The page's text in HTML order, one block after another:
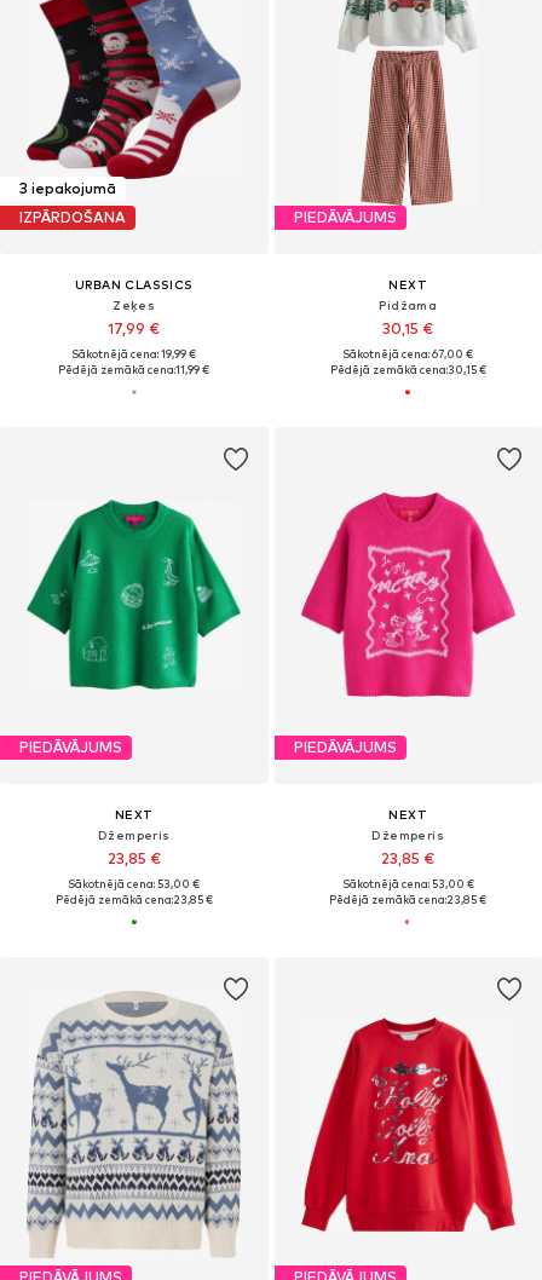
3 iepakojumā
IZPĀRDOŠANA
URBAN CLASSICS
Zeķes
17,99 €
Sākotnējā cena: 19,99 €
Pēdējā zemākā cena:11,99 €
PIEDĀVĀJUMS
NEXT
Pidžama
30,15 €
Sākotnējā cena: 67,00 €
Pēdējā zemākā cena:30,15 €
PIEDĀVĀJUMS
NEXT
Džemperis
23,85 €
Sākotnējā cena: 53,00 €
Pēdējā zemākā cena:23,85 €
PIEDĀVĀJUMS
NEXT
Džemperis
23,85 €
Sākotnējā cena: 53,00 €
Pēdējā zemākā cena:23,85 €